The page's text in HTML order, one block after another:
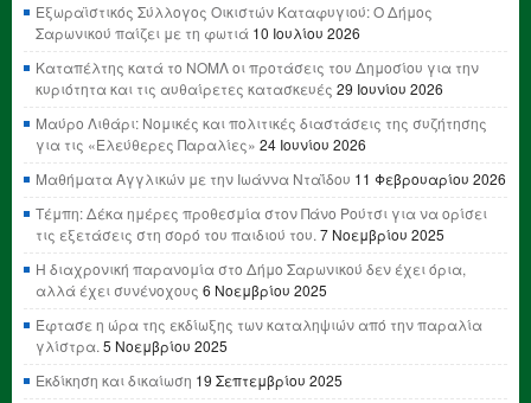
Εξωραϊστικός Σύλλογος Οικιστών Καταφυγιού: Ο Δήμος
Σαρωνικού παίζει με τη φωτιά 10 Ιουλίου 2026
Καταπέλτης κατά το ΝΟΜΛ οι προτάσεις του Δημοσίου για την
κυριότητα και τις αυθαίρετες κατασκευές 29 Ιουνίου 2026
Μαύρο Λιθάρι: Νομικές και πολιτικές διαστάσεις της συζήτησης
για τις «Ελεύθερες Παραλίες» 24 Ιουνίου 2026
Μαθήματα Αγγλικών με την Ιωάννα Νταΐδου 11 Φεβρουαρίου 2026
Τέμπη: Δέκα ημέρες προθεσμία στον Πάνο Ρούτσι για να ορίσει
τις εξετάσεις στη σορό του παιδιού του. 7 Νοεμβρίου 2025
Η διαχρονική παρανομία στο Δήμο Σαρωνικού δεν έχει όρια,
αλλά έχει συνένοχους 6 Νοεμβρίου 2025
Έφτασε η ώρα της εκδίωξης των καταληψιών από την παραλία
γλίστρα. 5 Νοεμβρίου 2025
Εκδίκηση και δικαίωση 19 Σεπτεμβρίου 2025